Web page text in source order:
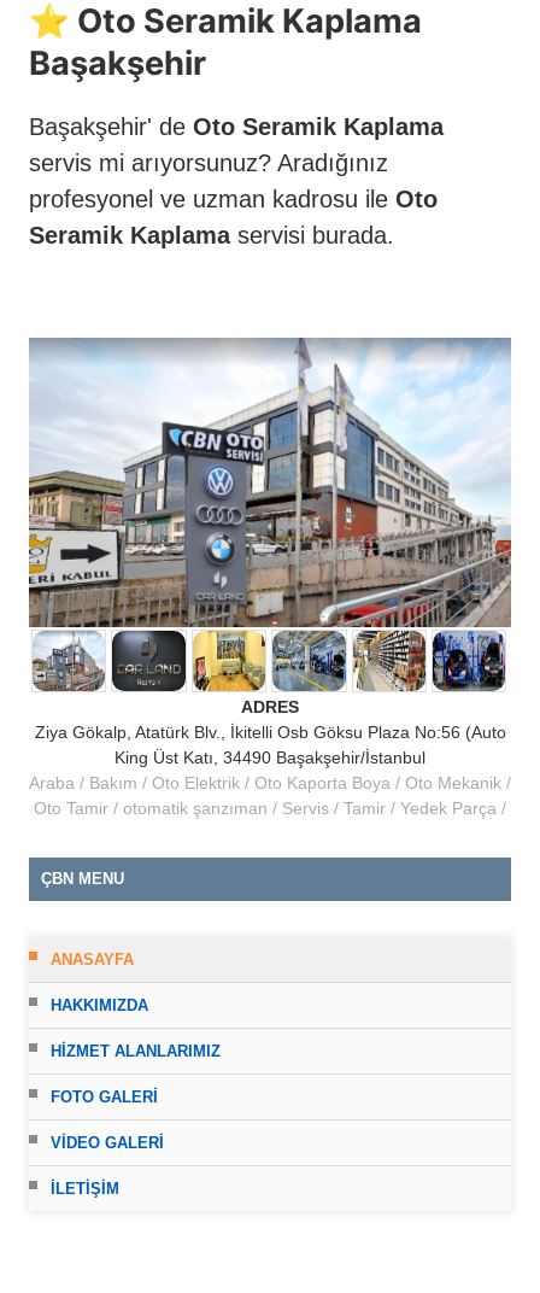
ÇBN MENU
ANASAYFA
HAKKIMIZDA
HIZMET ALANLARIMIZ
FOTO GALERI
VIDEO GALERI
İLETIŞIM
⭐️ Oto Seramik Kaplama
Başakşehir
Başakşehir' de Oto Seramik Kaplama
servis mi arıyorsunuz? Aradığınız
profesyonel ve uzman kadrosu ile Oto
Seramik Kaplamaservisi burada.
ADRES
Ziya Gökalp, Atatürk Blv., İkitelli Osb Göksu Plaza No:56 (Auto
King Üst Katı, 34490 Başakşehir/İstanbul
Araba
Bakım Oto Elektrik Oto Kaporta Boya
Oto Mekanik
Oto Tamir
otomatik şanzıman Servis Tamir Yedek Parça